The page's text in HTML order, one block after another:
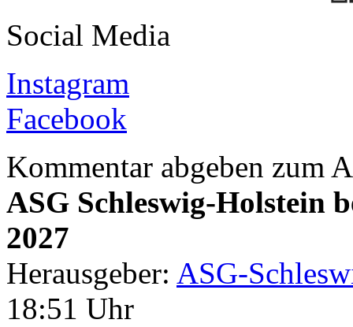
Social Media
Instagram
Facebook
Kommentar abgeben zum
ASG Schleswig-Holstein
2027
Herausgeber: ASG-
18:51 Uhr